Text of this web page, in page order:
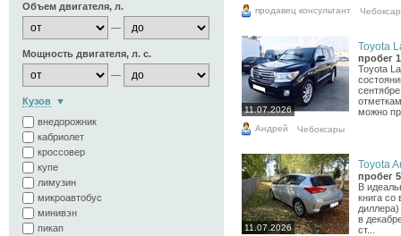
Объем двигателя, л.
—
Мощность двигателя, л. с.
—
Кузов
внедорожник
кабриолет
кроссовер
купе
лимузин
микроавтобус
минивэн
пикап
продавец консультант
11.07.2026
Toyota
пробег
Toyota
можно
Андрей Чебоксары
11.07.2026
Toyota
пробег
В
книга
в
ст...